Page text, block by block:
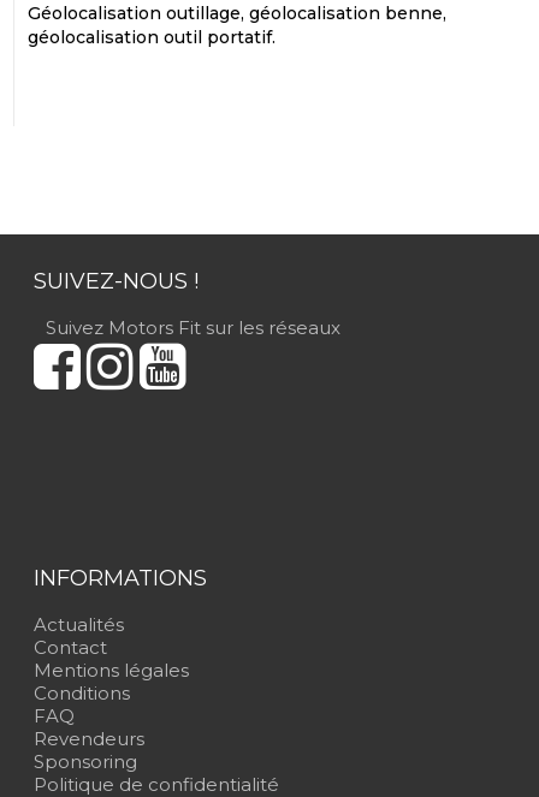
Géolocalisation outillage, géolocalisation benne,
géolocalisation outil portatif.
SUIVEZ-NOUS !
Suivez Motors Fit sur les réseaux
INFORMATIONS
Actualités
Contact
Mentions légales
Conditions
FAQ
Revendeurs
Sponsoring
Politique de confidentialité